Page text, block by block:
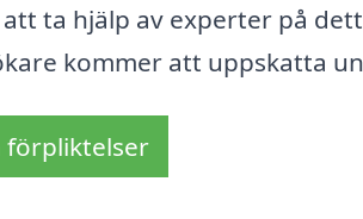
ta hjälp av experter på
kommer att uppskatta
förpliktelser